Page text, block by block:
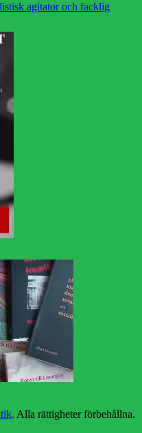
agitator och facklig
. Alla rättigheter förbehållna.